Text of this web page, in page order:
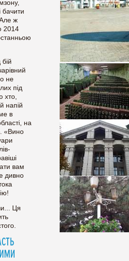
бачити
ж
2014
не
під
хто,
напій
в
на
«Вино
вам
дивно
Ця